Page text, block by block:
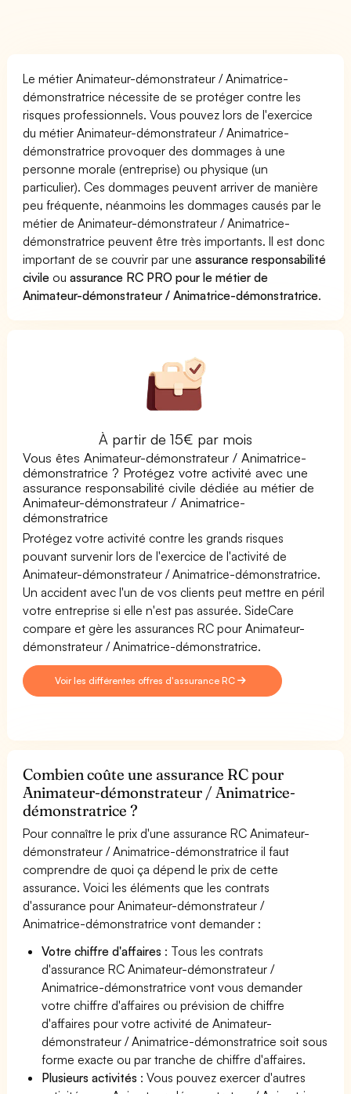
Le métier Animateur-démonstrateur / Animatrice-
démonstratrice nécessite de se protéger contre les
risques professionnels. Vous pouvez lors de l'exercice
du métier Animateur-démonstrateur / Animatrice-
démonstratrice provoquer des dommages à une
personne morale (entreprise) ou physique (un
particulier). Ces dommages peuvent arriver de manière
peu fréquente, néanmoins les dommages causés par le
métier de Animateur-démonstrateur / Animatrice-
démonstratrice peuvent être très importants. Il est donc
important de se couvrir par uneassurance responsabilité
civile ouassurance RC PRO pour le métier de
Animateur-démonstrateur / Animatrice-démonstratrice.
À partir de 15€ par mois
Vous êtes Animateur-démonstrateur / Animatrice-
démonstratrice ? Protégez votre activité avec une
assurance responsabilité civile dédiée au métier de
Animateur-démonstrateur / Animatrice-
démonstratrice
Protégez votre activité contre les grands risques
pouvant survenir lors de l'exercice de l'activité de
Animateur-démonstrateur / Animatrice-démonstratrice.
Un accident avec l'un de vos clients peut mettre en péril
votre entreprise si elle n'est pas assurée. SideCare
compare et gère les assurances RC pour Animateur-
démonstrateur / Animatrice-démonstratrice.
Voir les différentes offres d'assurance RC
Combien coûte une assurance RC pour
Animateur-démonstrateur / Animatrice-
démonstratrice ?
Pour connaître le prix d'une assurance RC Animateur-
démonstrateur / Animatrice-démonstratrice il faut
comprendre de quoi ça dépend le prix de cette
assurance. Voici les éléments que les contrats
d'assurance pour Animateur-démonstrateur /
Animatrice-démonstratrice vont demander :
Votre chiffre d'affaires : Tous les contrats
d'assurance RC Animateur-démonstrateur /
Animatrice-démonstratrice vont vous demander
votre chiffre d'affaires ou prévision de chiffre
d'affaires pour votre activité de Animateur-
démonstrateur / Animatrice-démonstratrice soit sous
forme exacte ou par tranche de chiffre d'affaires.
Plusieurs activités : Vous pouvez exercer d'autres